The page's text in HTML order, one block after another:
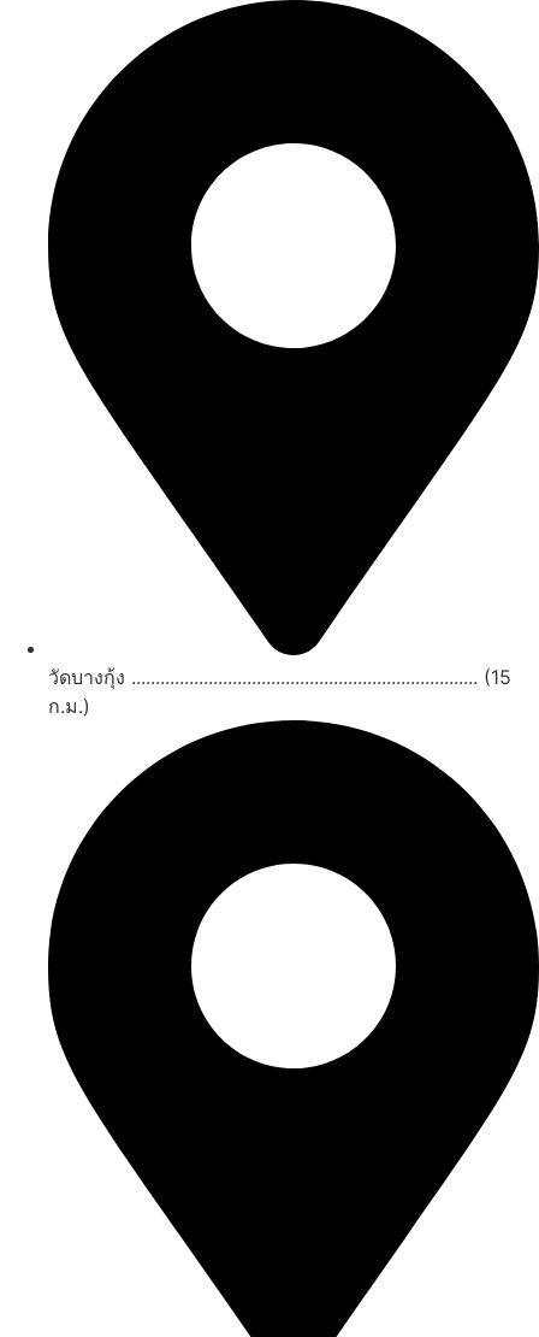
วัดบางกุ้ง ........................................................................ (15
ก.ม.)